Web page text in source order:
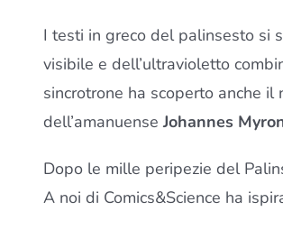
I testi in greco del palinsesto si
visibile e dell’ultravioletto
sincrotrone ha scoperto anche
dell’amanuenseJohannes
Dopo le mille peripezie del
A noi di Comics&Science ha